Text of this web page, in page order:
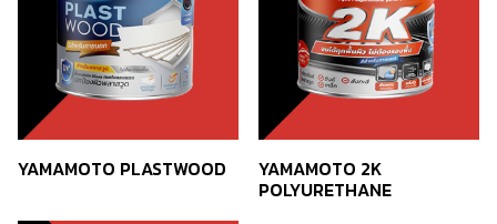
YAMAMOTO PLASTWOOD YAMAMOTO 2K
POLYURETHANE